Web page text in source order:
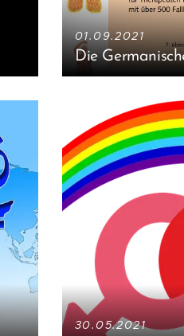
01.09.2021
Die
30.05.2021